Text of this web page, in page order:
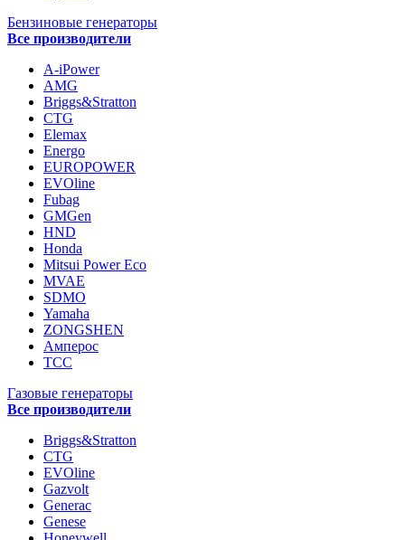
Бензиновые генераторы
Все производители
A-iPower
AMG
Briggs&Stratton
CTG
Elemax
Energo
EUROPOWER
EVOline
Fubag
GMGen
HND
Honda
Mitsui Power Eco
MVAE
SDMO
Yamaha
ZONGSHEN
Амперос
ТСС
Газовые генераторы
Все производители
Briggs&Stratton
CTG
EVOline
Gazvolt
Generac
Genese